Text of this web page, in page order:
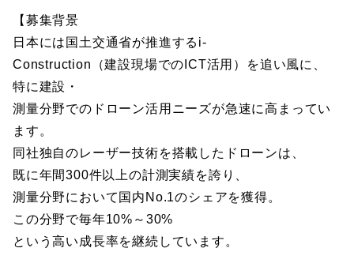
【募集背景
日本には国土交通省が推進するi-
Construction（建設現場でのICT活用）を追い風に、
特に建設・
測量分野でのドローン活用ニーズが急速に高まってい
ます。
同社独自のレーザー技術を搭載したドローンは、
既に年間300件以上の計測実績を誇り、
測量分野において国内No.1のシェアを獲得。
この分野で毎年10%～30%
という高い成長率を継続しています。